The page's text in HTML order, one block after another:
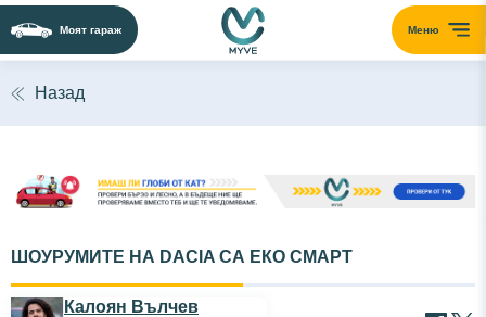
Меню
Моят гараж
Назад
ШОУРУМИТЕ НА DACIA СА ЕКО СМАРТ
Калоян Вълчев